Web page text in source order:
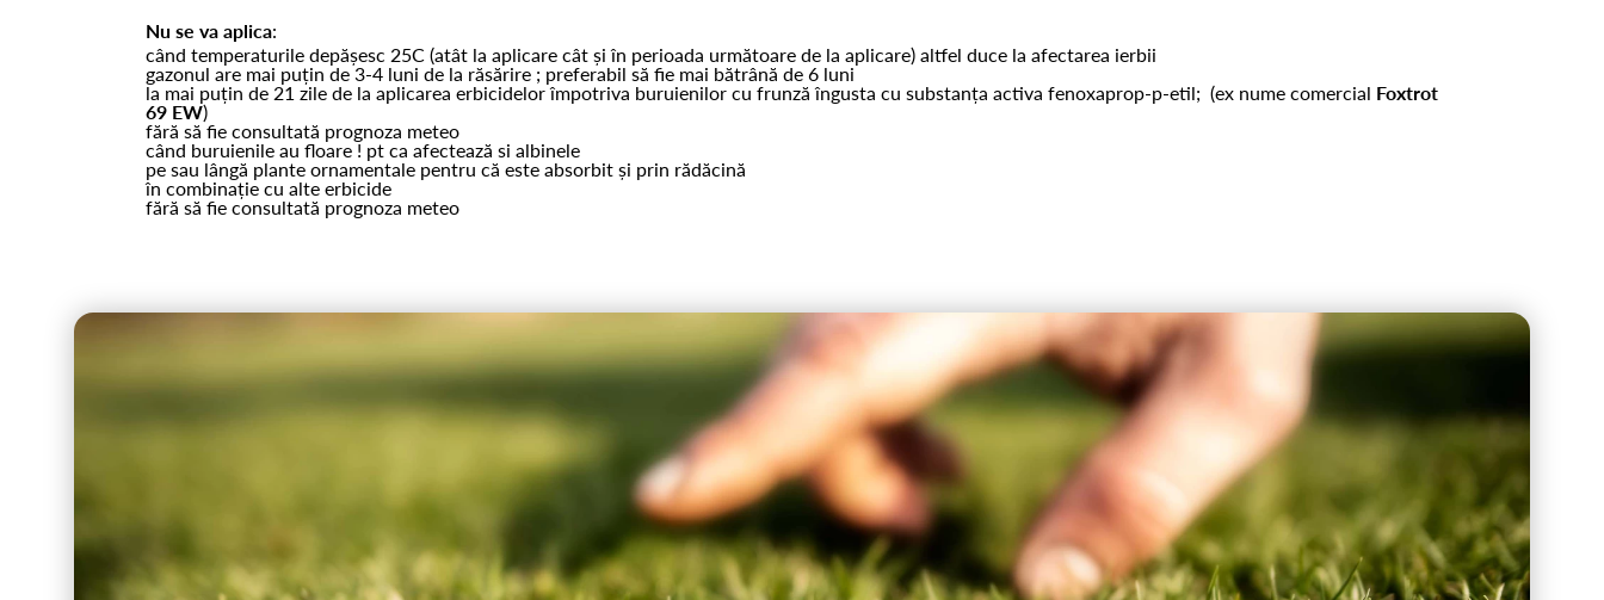
Nu se va aplica:
când temperaturile depășesc 25C (atât la aplicare cât și în perioada următoare de la aplicare) altfel duce la afectarea ierbii
gazonul are mai puțin de 3-4 luni de la răsărire ; preferabil să fie mai bătrână de 6 luni
la mai puțin de 21 zile de la aplicarea erbicidelor împotriva buruienilor cu frunză îngusta cu substanța activa fenoxaprop-p-etil; (ex nume comercial Foxtrot
69 EW)
fără să fie consultată prognoza meteo
când buruienile au floare ! pt ca afectează si albinele
pe sau lângă plante ornamentale pentru că este absorbit și prin rădăcină
în combinație cu alte erbicide
fără să fie consultată prognoza meteo